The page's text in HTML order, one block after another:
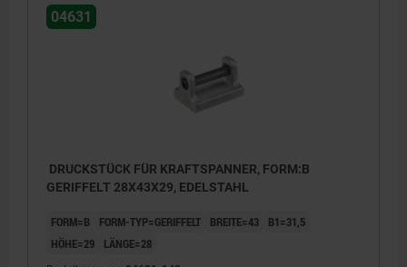
04631
DRUCKSTÜCK FÜR KRAFTSPANNER, FORM:B
GERIFFELT 28X43X29, EDELSTAHL
FORM=B FORM-TYP=GERIFFELT BREITE=43
B1=31,5
HÖHE=29
LÄNGE=28